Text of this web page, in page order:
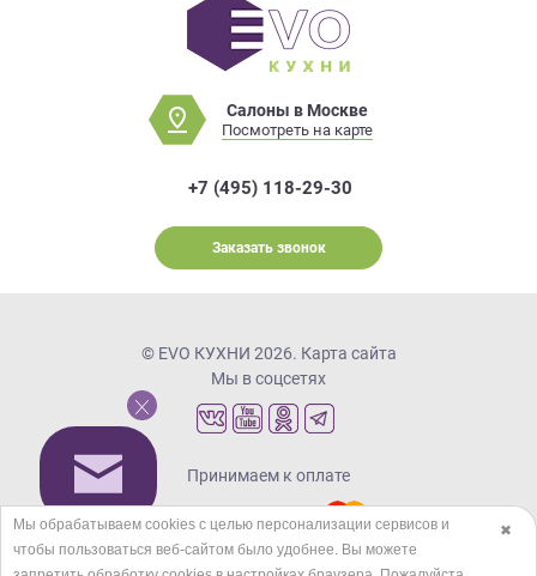
Салоны в Москве
Посмотреть на карте
+7 (495) 118-29-30
Заказать звонок
© EVO КУХНИ 2026. Карта сайта
Мы в соцсетях
Принимаем к оплате
Кредиты и рассрочка
✖
Мы обрабатываем cookies с целью персонализации сервисов и
чтобы пользоваться веб-сайтом было удобнее. Вы можете